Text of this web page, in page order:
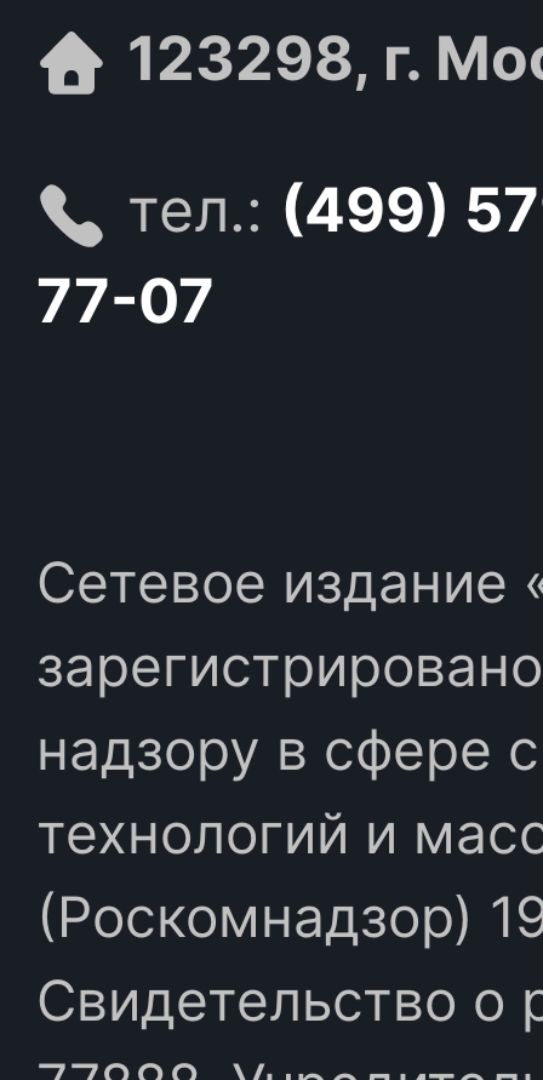
123298, г.
тел.: (499)
77-07
Сетевое издание
надзору в сфере
технологий и
(Роскомнадзор)
Свидетельство